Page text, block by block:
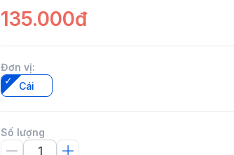
135.000đ
Đơn vị:
Cái
Số lượng